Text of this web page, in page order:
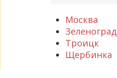
Москва
Зеленоград
Троицк
Щербинка